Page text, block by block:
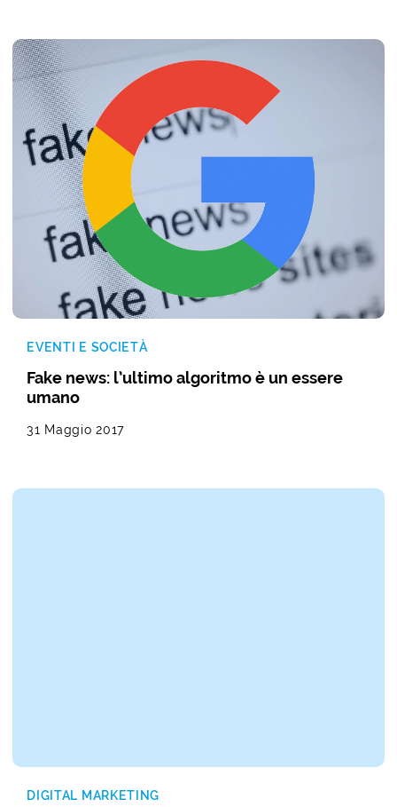
EVENTI E SOCIETÀ
Fake news: l’ultimo algoritmo è un essere
umano
31 Maggio 2017
DIGITAL MARKETING